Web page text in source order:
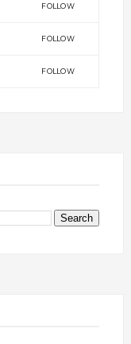
FOLLOW
FOLLOW
FOLLOW